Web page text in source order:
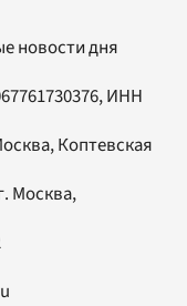
новости дня
ИНН
Коптевская
Москва,